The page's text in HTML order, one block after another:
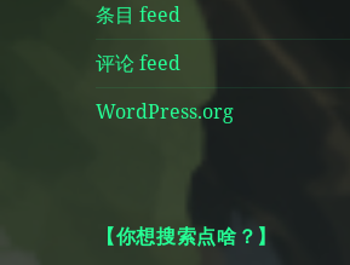
条目 feed
评论 feed
WordPress.org
【你想搜索点啥？】